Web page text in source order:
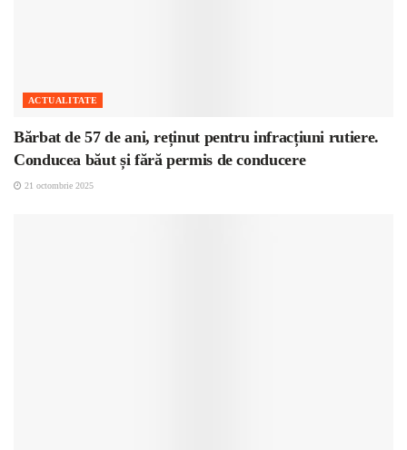
ACTUALITATE
Bărbat de 57 de ani, reținut pentru infracțiuni rutiere.
Conducea băut și fără permis de conducere
21 octombrie 2025